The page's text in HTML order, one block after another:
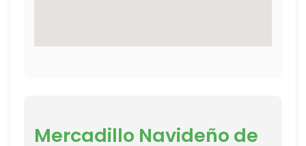
Mercadillo Navideño de